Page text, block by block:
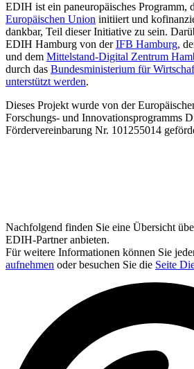
EDIH ist ein paneuropäisches Programm,
Europäischen Union initiiert und
dankbar, Teil dieser Initiative zu sein.
EDIH Hamburg von derIFB Hamburg,
und dem Mittelstand-Digital Zentrum
durch das Bundesministerium für
unterstützt werden.
Dieses Projekt wurde von der
Forschungs- und Innovationsprogramms
Fördervereinbarung Nr. 101255014
Nachfolgend finden Sie eine Übersicht
EDIH-Partner anbieten.
Für weitere Informationen können Sie
aufnehmen oder besuchen Sie die Seite